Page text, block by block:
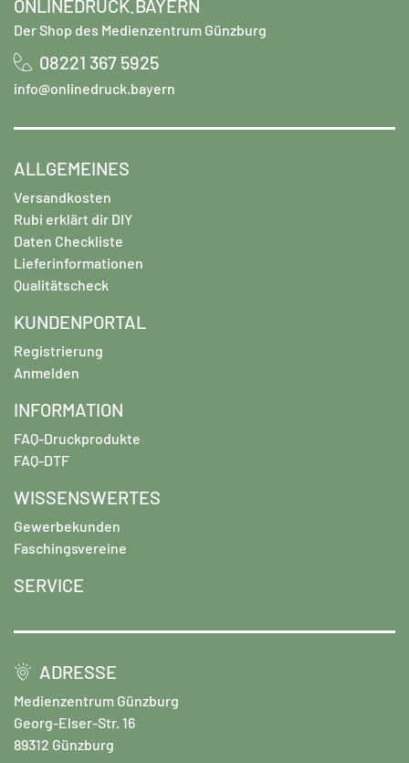
ONLINEDRUCK.BAYERN
Der Shop des Medienzentrum Günzburg
08221 367 5925
info@onlinedruck.bayern
ALLGEMEINES
Versandkosten
Rubi erklärt dir DIY
Daten Checkliste
Lieferinformationen
Qualitätscheck
KUNDENPORTAL
Registrierung
Anmelden
INFORMATION
FAQ-Druckprodukte
FAQ-DTF
WISSENSWERTES
Gewerbekunden
Faschingsvereine
SERVICE
ADRESSE
Medienzentrum Günzburg
Georg-Elser-Str. 16
89312 Günzburg